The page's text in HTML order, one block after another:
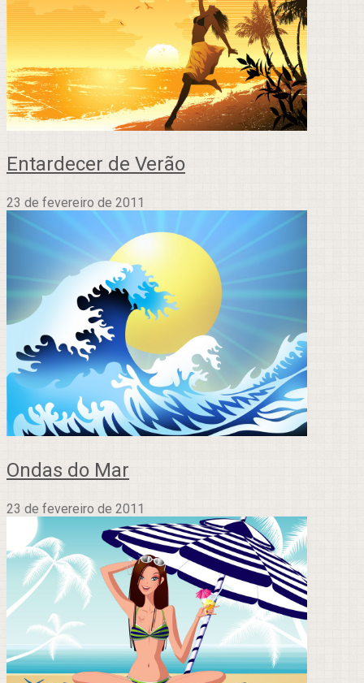
Entardecer de Verão
23 de fevereiro de 2011
Ondas do Mar
23 de fevereiro de 2011